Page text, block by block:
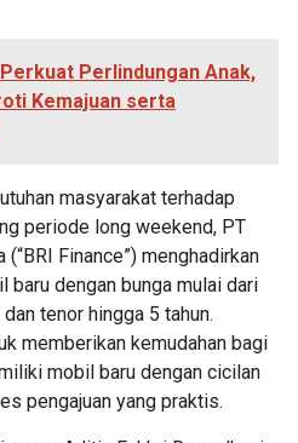
Perlindungan Anak,
Kemajuan serta
masyarakat terhadap
periode long weekend, PT
Finance”) menghadirkan
baru dengan bunga mulai dari
tenor hingga 5 tahun.
memberikan kemudahan bagi
mobil baru dengan cicilan
pengajuan yang praktis.